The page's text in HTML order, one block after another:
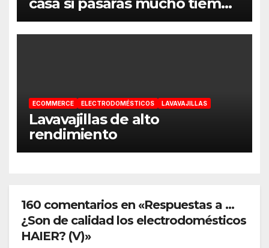
en ella
ECOMMERCE ELECTRODOMÉSTICOS LAVAVAJILLAS
Lavavajillas de alto
rendimiento
160 comentarios en «Respuestas a …
¿Son de calidad los electrodomésticos
HAIER? (V)»